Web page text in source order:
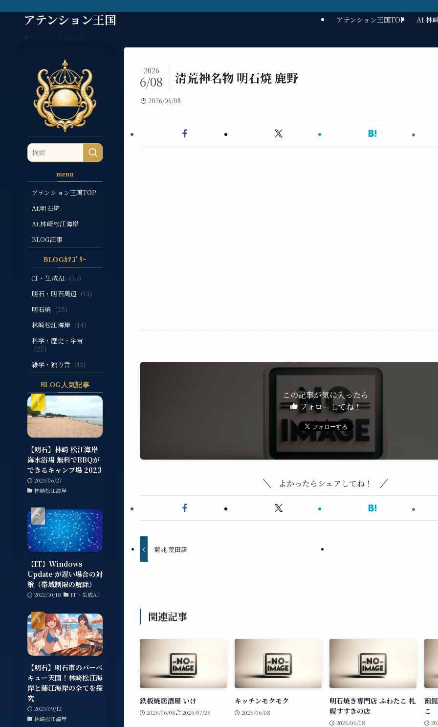
アテンション王国 アテンション王国TOP At.林
清荒神名物 明石焼 鹿野
2026
6/08
2026/06/08
この記事が気に入ったら
フォローしてね！
よかったらシェアしてね！
菊兆 荒田店
関連記事
鉄板焼居酒屋 いけ
2026/06/08 2026/07/26
キッチンモクモク
2026/06/08
明石焼き専門店 ふわたこ 札
幌すすきの店
2026/06/08
函
こ
menu
アテンション王国TOP
At.明石焼
At.林崎松江海岸
BLOG記事
BLOGｶﾃｺﾞﾘｰ
IT・生成AI (35)
明石・明石周辺 (13)
明石焼 (25)
林崎松江海岸 (14)
科学・歴史・宇宙
(25)
雑学・独り言 (12)
BLOG人気記事
【明石】林崎 松江海岸
海水浴場 無料でBBQが
できるキャンプ場 2023
2023/06/27
林崎松江海岸
【IT】Windows
Update が遅い場合の対
策（帯域制限の解除）
2022/10/18 IT・生成AI
【明石】明石市のバーベ
キュー天国！林崎松江海
岸と藤江海岸の全てを探
究
2023/09/12
林崎松江海岸